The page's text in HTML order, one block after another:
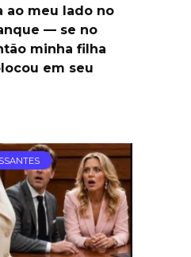
ao meu lado no
— se no
minha filha
em seu